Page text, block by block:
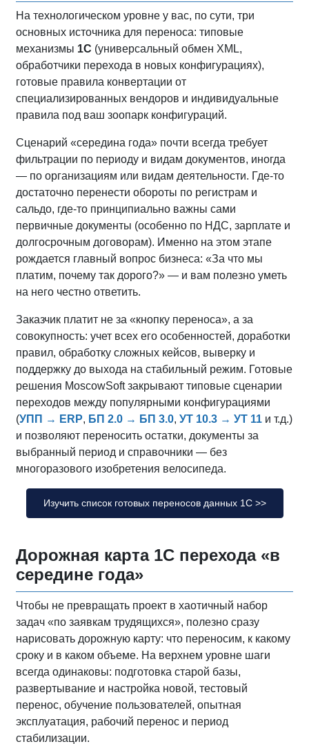
На технологическом уровне у вас, по сути, три
основных источника для переноса: типовые
механизмы 1С (универсальный обмен XML,
обработчики перехода в новых конфигурациях),
готовые правила конвертации от
специализированных вендоров и индивидуальные
правила под ваш зоопарк конфигураций.
Сценарий «середина года» почти всегда требует
фильтрации по периоду и видам документов, иногда
— по организациям или видам деятельности. Где‑то
достаточно перенести обороты по регистрам и
сальдо, где‑то принципиально важны сами
первичные документы (особенно по НДС, зарплате и
долгосрочным договорам). Именно на этом этапе
рождается главный вопрос бизнеса: «За что мы
платим, почему так дорого?» — и вам полезно уметь
на него честно ответить.
Заказчик платит не за «кнопку переноса», а за
совокупность: учет всех его особенностей, доработки
правил, обработку сложных кейсов, выверку и
поддержку до выхода на стабильный режим. Готовые
решения MoscowSoft закрывают типовые сценарии
переходов между популярными конфигурациями
(УПП → ERP, БП 2.0 → БП 3.0, УТ 10.3 → УТ 11 и т.д.)
и позволяют переносить остатки, документы за
выбранный период и справочники — без
многоразового изобретения велосипеда.
Изучить список готовых переносов данных 1С >>
Дорожная карта 1С перехода «в
середине года»
Чтобы не превращать проект в хаотичный набор
задач «по заявкам трудящихся», полезно сразу
нарисовать дорожную карту: что переносим, к какому
сроку и в каком объеме. На верхнем уровне шаги
всегда одинаковы: подготовка старой базы,
развертывание и настройка новой, тестовый
перенос, обучение пользователей, опытная
эксплуатация, рабочий перенос и период
стабилизации.